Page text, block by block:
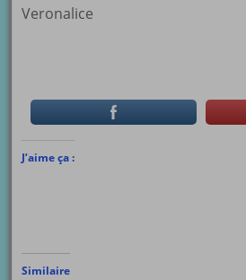
Veronalice
J’aime ça :
Similaire